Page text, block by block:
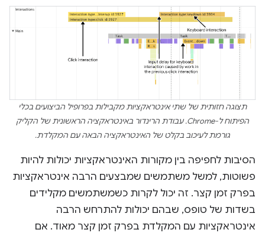
תצוגה חזותית של שתי אינטראקציות מקבילות בפרופיל הביצועים בכלי
הפיתוח ל-Chrome. עבודת הרינדור באינטראקציה הראשונית של הקליק
גורמת לעיכוב בקלט של האינטראקציה הבאה עם המקלדת.
הסיבות לחפיפה בין מקורות האינטראקציות יכולות להיות
פשוטות, למשל משתמשים שמבצעים הרבה אינטראקציות
בפרק זמן קצר. זה יכול לקרות כשמשתמשים מקלידים
בשדות של טופס, שבהם יכולות להתרחש הרבה
אינטראקציות עם המקלדת בפרק זמן קצר מאוד. אם